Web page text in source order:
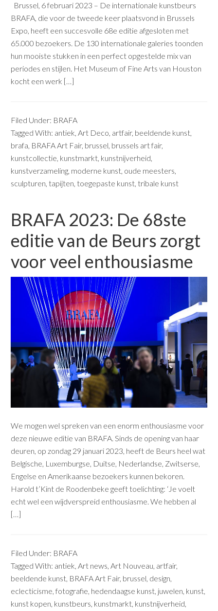
Brussel, 6 februari 2023 – De internationale kunstbeurs
BRAFA, die voor de tweede keer plaatsvond in Brussels
Expo, heeft een succesvolle 68e editie afgesloten met
65.000 bezoekers. De 130 internationale galeries toonden
hun mooiste stukken in een perfect opgestelde mix van
periodes en stijlen. Het Museum of Fine Arts van Houston
kocht een werk […]
Filed Under: BRAFA
Tagged With: antiek,Art Deco, artfair, beeldende kunst,
brafa, BRAFA Art Fair, brussel, brussels art fair,
kunstcollectie, kunstmarkt, kunstnijverheid,
kunstverzameling, moderne kunst, oude meesters,
sculpturen, tapijten, toegepaste kunst, tribale kunst
BRAFA 2023: De 68ste
editie van de Beurs zorgt
voor veel enthousiasme
We mogen wel spreken van een enorm enthousiasme voor
deze nieuwe editie van BRAFA. Sinds de opening van haar
deuren, op zondag 29 januari 2023, heeft de Beurs heel wat
Belgische, Luxemburgse, Duitse, Nederlandse, Zwitserse,
Engelse en Amerikaanse bezoekers kunnen bekoren.
Harold t’Kint de Roodenbeke geeft toelichting: ‘Je voelt
echt wel een wijdverspreid enthousiasme. We hebben al
[…]
Filed Under: BRAFA
Tagged With: antiek,Art news,Art Nouveau, artfair,
beeldende kunst, BRAFA Art Fair, brussel, design,
eclecticisme,fotografie, hedendaagse kunst, juwelen, kunst,
kunst kopen, kunstbeurs, kunstmarkt, kunstnijverheid,